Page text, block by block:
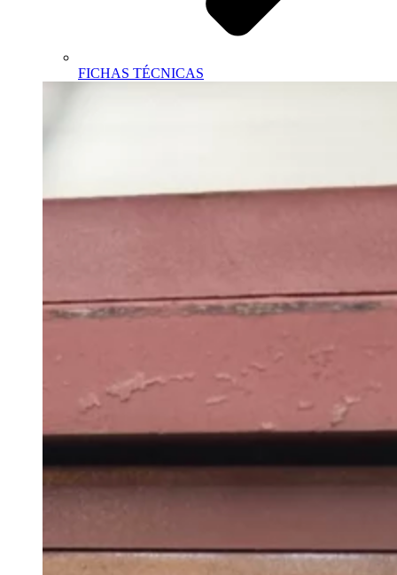
FICHAS TÉCNICAS